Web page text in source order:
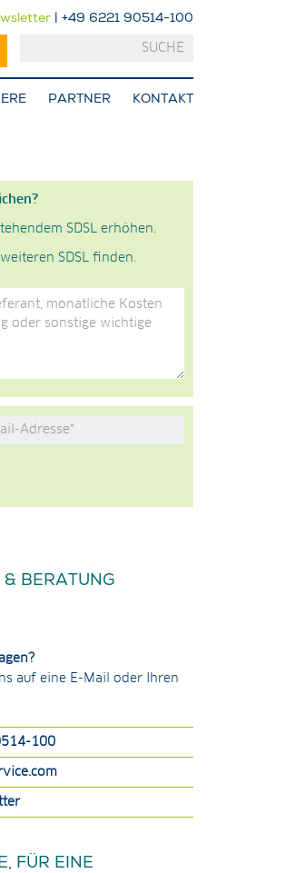
| +49 6221 90514-100
PARTNER KONTAKT
SDSL erhöhen.
SDSL finden.
& BERATUNG
auf eine E-Mail oder Ihren
100
FÜR EINE